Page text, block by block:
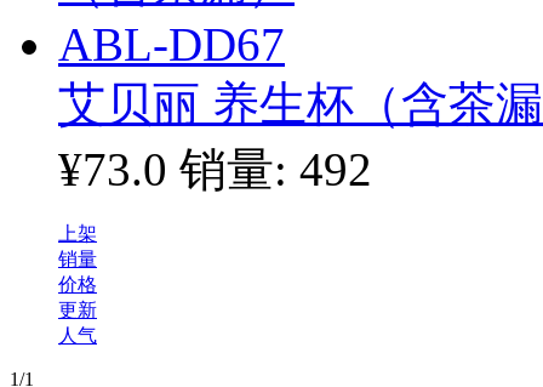
艾贝丽 养生杯（含茶
¥73.0 销量: 492
上架
销量
价格
更新
人气
1/1